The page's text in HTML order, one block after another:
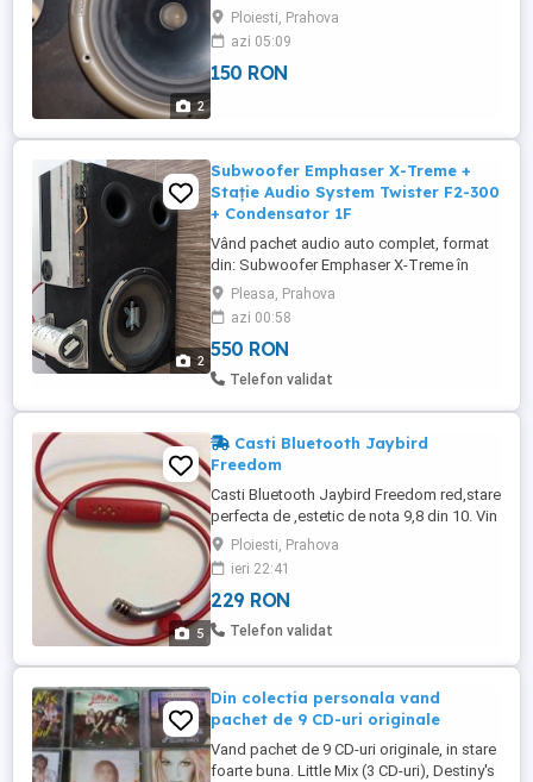
2
Pret tweeter 150ron , pret fix ! Difuzorul de
bass este desdemenea functional si
neraparat , o mica chestie estetica asa
cum se vede in poza , dar nu are a face cu
Ploiesti, Prahova
azi 05:09
150 RON
2
Subwoofer Emphaser X-Treme +
Stație Audio System Twister F2-300
+ Condensator 1F
Vând pachet audio auto complet, format
din: Subwoofer Emphaser X-Treme în
incintă bass-reflex Stație Audio System
Twister F2-300 Condensator Power Cap
1.0 Farad Funcționează perfect, fără
probleme tehnice. Bass puternic și sunet
clar. Se vinde deoarece nu îl mai folosesc.
Pleasa, Prahova
azi 00:58
550 RON
Telefon validat
5
Casti Bluetooth Jaybird
Freedom
Casti Bluetooth Jaybird Freedom red,stare
perfecta de ,estetic de nota 9,8 din 10. Vin
impreunacu incarcator si cablu de
incarcare. Nu fac schimburi. in pret nu este
inclus transportul. Trimit in tara doar cu
avans transport in cont bancar.
Ploiesti, Prahova
ieri 22:41
229 RON
Telefon validat
Din colectia personala vand
pachet de 9 CD-uri originale
Vand pachet de 9 CD-uri originale, in stare
foarte buna. Little Mix (3 CD-uri), Destiny's